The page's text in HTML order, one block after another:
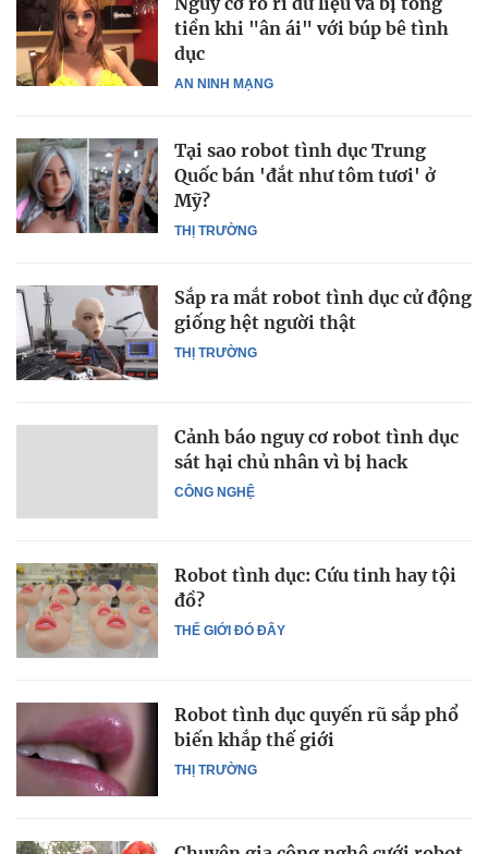
AN NINH MẠNG
tiền khi "ân ái" với búp bê tình
dục
THỊ TRƯỜNG
Tại sao robot tình dục Trung
Quốc bán 'đắt như tôm tươi' ở
Mỹ?
THỊ TRƯỜNG
Sắp ra mắt robot tình dục cử động
giống hệt người thật
CÔNG NGHỆ
Cảnh báo nguy cơ robot tình dục
sát hại chủ nhân vì bị hack
THẾ GIỚI ĐÓ ĐÂY
Robot tình dục: Cứu tinh hay tội
đồ?
THỊ TRƯỜNG
Robot tình dục quyến rũ sắp phổ
biến khắp thế giới